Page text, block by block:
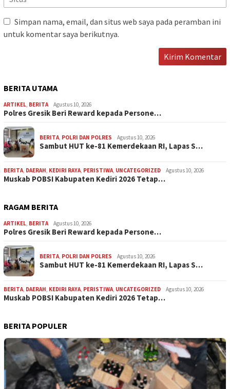
Simpan nama, email, dan situs web saya pada peramban ini
untuk komentar saya berikutnya.
BERITA UTAMA
ARTIKEL BERITA Agustus 10, 2026
Polres Gresik Beri Reward kepada Persone…
BERITA POLRI DAN POLRES Agustus 10, 2026
Sambut HUT ke-81 Kemerdekaan RI, Lapas S…
BERITA DAERAH KEDIRI RAYA PERISTIWA UNCATEGORIZED Agustus 10, 2026
Muskab POBSI Kabupaten Kediri 2026 Tetap…
RAGAM BERITA
ARTIKEL BERITA Agustus 10, 2026
Polres Gresik Beri Reward kepada Persone…
BERITA POLRI DAN POLRES Agustus 10, 2026
Sambut HUT ke-81 Kemerdekaan RI, Lapas S…
BERITA DAERAH KEDIRI RAYA PERISTIWA UNCATEGORIZED Agustus 10, 2026
Muskab POBSI Kabupaten Kediri 2026 Tetap…
BERITA POPULER